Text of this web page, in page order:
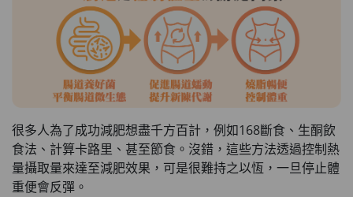
很多人為了成功減肥想盡千方百計，例如168斷食、生酮飲
食法、計算卡路里、甚至節食。沒錯，這些方法透過控制熱
量攝取量來達至減肥效果，可是很難持之以恆，一旦停止體
重便會反彈。